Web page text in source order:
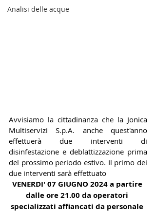
Analisi delle acque
Avvisiamo la cittadinanza che la Jonica
Multiservizi S.p.A. anche quest'anno
effettuerà due interventi di
disinfestazione e deblattizzazione prima
del prossimo periodo estivo. Il primo dei
due interventi sarà effettuato
VENERDI' 07 GIUGNO 2024 a partire
dalle ore 21.00 da operatori
specializzati affiancati da personale